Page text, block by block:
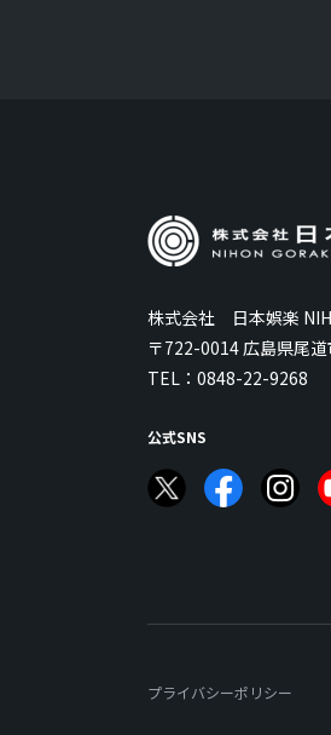
株式会社 日本娯楽
〒722-0014 広島県尾
TEL： 0848-22-9268
公式SNS
プライバシーポリシー